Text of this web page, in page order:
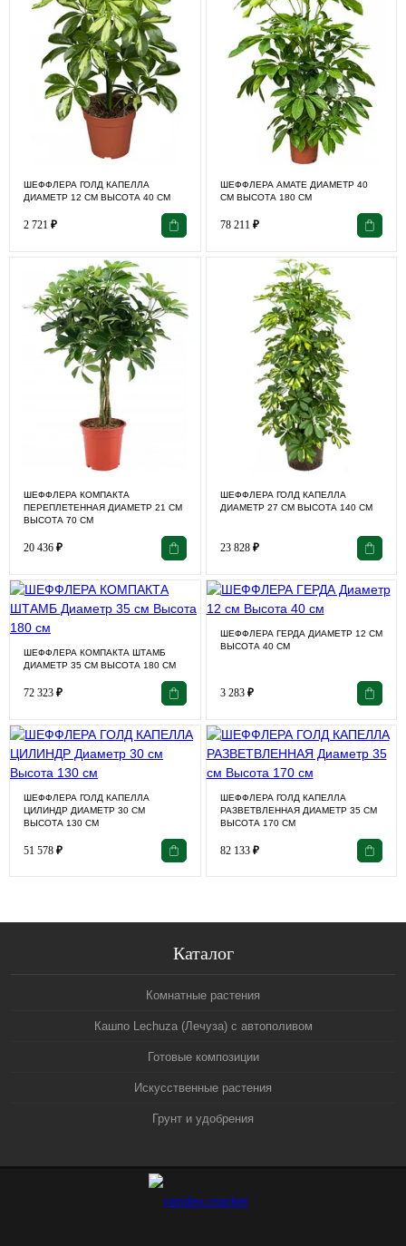
ШЕФФЛЕРА ГОЛД КАПЕЛЛА
ДИАМЕТР 12 СМ ВЫСОТА 40 СМ
2 721 ₽
ШЕФФЛЕРА АМАТЕ ДИАМЕТР 40
СМ ВЫСОТА 180 СМ
78 211 ₽
ШЕФФЛЕРА КОМПАКТА
ПЕРЕПЛЕТЕННАЯ ДИАМЕТР 21 СМ
ВЫСОТА 70 СМ
20 436 ₽
ШЕФФЛЕРА ГОЛД КАПЕЛЛА
ДИАМЕТР 27 СМ ВЫСОТА 140 СМ
23 828 ₽
ШЕФФЛЕРА КОМПАКТА ШТАМБ
ДИАМЕТР 35 СМ ВЫСОТА 180 СМ
72 323 ₽
ШЕФФЛЕРА ГЕРДА ДИАМЕТР 12 СМ
ВЫСОТА 40 СМ
3 283 ₽
ШЕФФЛЕРА ГОЛД КАПЕЛЛА
ЦИЛИНДР ДИАМЕТР 30 СМ
ВЫСОТА 130 СМ
51 578 ₽
ШЕФФЛЕРА ГОЛД КАПЕЛЛА
РАЗВЕТВЛЕННАЯ ДИАМЕТР 35 СМ
ВЫСОТА 170 СМ
82 133 ₽
Каталог
Комнатные растения
Кашпо Lechuza (Лечуза) с автополивом
Готовые композиции
Искусственные растения
Грунт и удобрения